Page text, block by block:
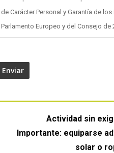
de Carácter Personal y Garantía de
Parlamento Europeo y del Consejo
en lo que respecta al tratamiento de
fotografías y videos que puedan
conocer las actividades. Las
4.3 de la Ley Orgánica 1/1996 de
Actividad sin
Importante: equiparse
solar o